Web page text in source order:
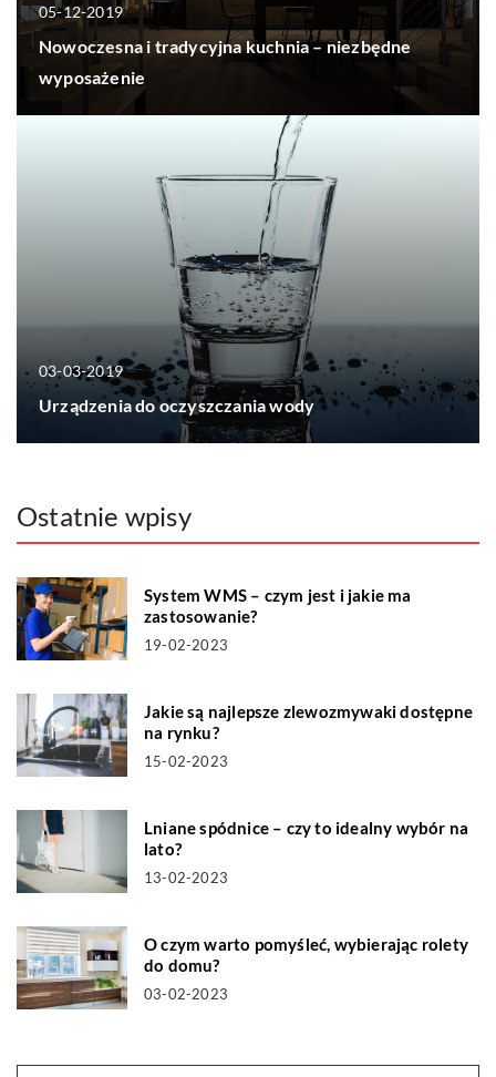
05-12-2019
Nowoczesna i tradycyjna kuchnia – niezbędne
wyposażenie
03-03-2019
Urządzenia do oczyszczania wody
Ostatnie wpisy
System WMS – czym jest i jakie ma
zastosowanie?
19-02-2023
Jakie są najlepsze zlewozmywaki dostępne
na rynku?
15-02-2023
Lniane spódnice – czy to idealny wybór na
lato?
13-02-2023
O czym warto pomyśleć, wybierając rolety
do domu?
03-02-2023